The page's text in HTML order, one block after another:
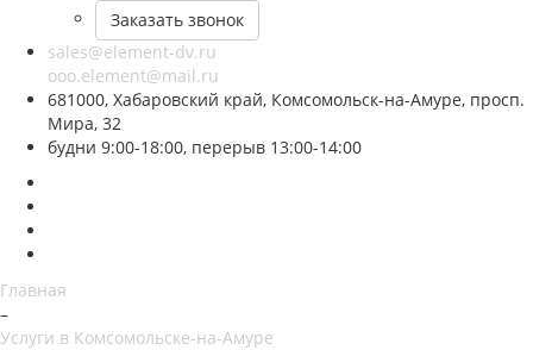
Заказать звонок
sales@element-dv.ru
ooo.element@mail.ru
681000, Хабаровский край, Комсомольск-на-Амуре, просп.
Мира, 32
будни 9:00-18:00, перерыв 13:00-14:00
Главная
–
Услуги в Комсомольске-на-Амуре